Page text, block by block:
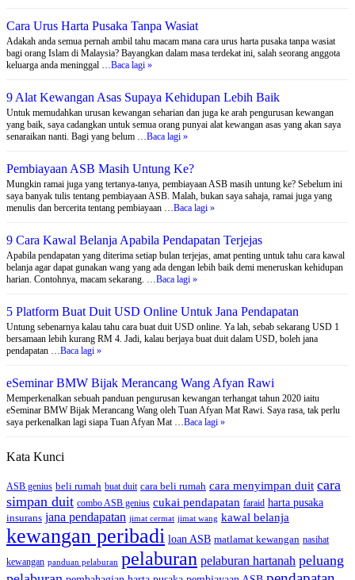
Cara Urus Harta Pusaka Tanpa Wasiat
Adakah anda semua pernah ambil tahu macam mana cara urus harta pusaka tanpa wasiat
bagi orang Islam di Malaysia? Bayangkan dalam masa terdekat ini, salah seorang anggota
keluarga anda meninggal …Baca lagi »
9 Alat Kewangan Asas Supaya Kehidupan Lebih Baik
Untuk memudahkan urusan kewangan seharian dan juga ke arah pengurusan kewangan
yang baik, saya cadangkan untuk semua orang punyai alat kewangan asas yang akan saya
senaraikan nanti. Bagi yang belum …Baca lagi »
Pembiayaan ASB Masih Untung Ke?
Mungkin ramai juga yang tertanya-tanya, pembiayaan ASB masih untung ke? Sebelum ini
saya banyak tulis tentang pembiayaan ASB. Malah, bukan saya sahaja, ramai juga yang
menulis dan bercerita tentang pembiayaan …Baca lagi »
9 Cara Kawal Belanja Apabila Pendapatan Terjejas
Apabila pendapatan yang diterima setiap bulan terjejas, amat penting untuk tahu cara kawal
belanja agar dapat gunakan wang yang ada dengan lebih baik demi meneruskan kehidupan
harian. Contohnya, macam sekarang. …Baca lagi »
5 Platform Buat Duit USD Online Untuk Jana Pendapatan
Untung sebenarnya kalau tahu cara buat duit USD online. Ya lah, sebab sekarang USD 1
bersamaan lebih kurang RM 4. Jadi, kalau berjaya buat duit dalam USD, boleh jana
pendapatan …Baca lagi »
eSeminar BMW Bijak Merancang Wang Afyan Rawi
Memperkenalkan sebuah panduan pengurusan kewangan terhangat tahun 2020 iaitu
eSeminar BMW Bijak Merancang Wang oleh Tuan Afyan Mat Rawi. Saya rasa, tak perlu
saya perkenalkan lagi siapa Tuan Afyan Mat …Baca lagi »
Kata Kunci
ASB genius beli rumah buat duit cara beli rumah cara menyimpan duit cara
simpan duit combo ASB genius cukai pendapatan faraid harta pusaka
insurans jana pendapatan jimat cermat jimat wang kawal belanja
kewangan peribadi loan ASB matlamat kewangan nasihat
kewangan panduan pelaburan pelaburan pelaburan hartanah peluang